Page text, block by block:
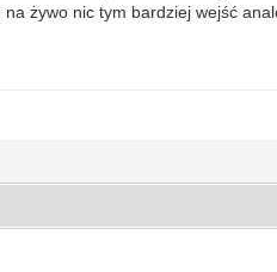
żywo nic tym bardziej wejść